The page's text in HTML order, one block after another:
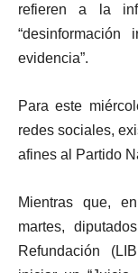
refieren a la
“desinformación
evidencia”.
Para este
redes sociales,
afines al Partido
Mientras que,
martes,
Refundación